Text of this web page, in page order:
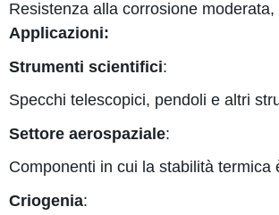
Resistenza alla corrosione
Applicazioni:
Strumenti scientifici:
Specchi telescopici, pendoli e altri
Settore aerospaziale:
Componenti in cui la stabilità
Criogenia: